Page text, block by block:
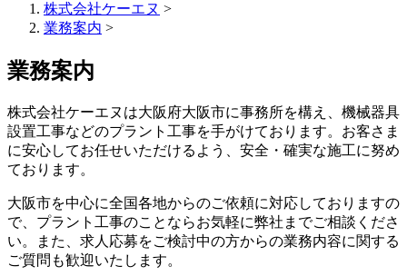
株式会社ケーエヌ >
業務案内 >
業務案内
株式会社ケーエヌは大阪府大阪市に事務所を構え、機械器具
設置工事などのプラント工事を手がけております。お客さま
に安心してお任せいただけるよう、安全・確実な施工に努め
ております。
大阪市を中心に全国各地からのご依頼に対応しておりますの
で、プラント工事のことならお気軽に弊社までご相談くださ
い。また、求人応募をご検討中の方からの業務内容に関する
ご質問も歓迎いたします。